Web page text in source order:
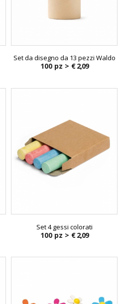
Set da disegno da 13 pezzi Waldo
100 pz > € 2,09
Set 4 gessi colorati
100 pz > € 2,09